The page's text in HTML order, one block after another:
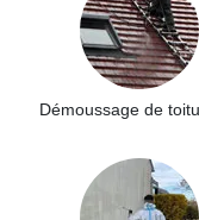
Démoussage de